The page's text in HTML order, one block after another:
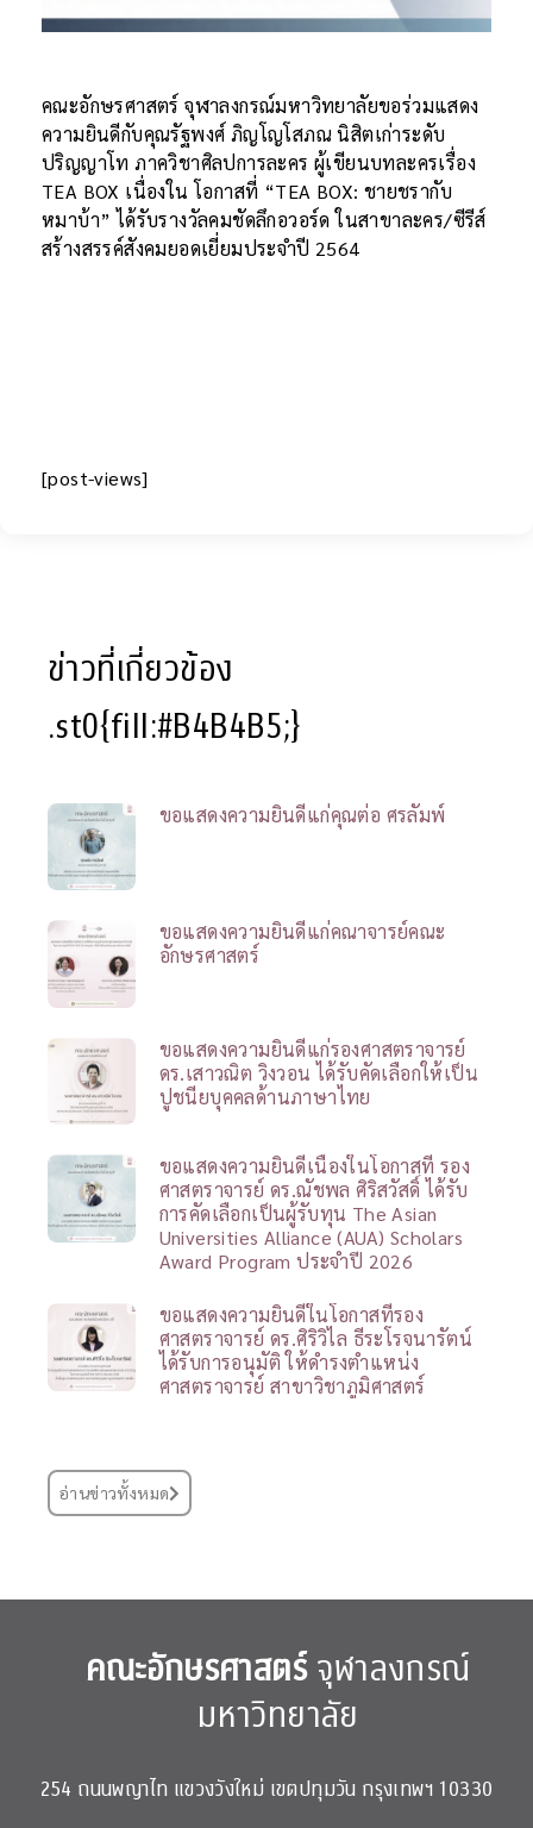
คณะอักษรศาสตร์ จุฬาลงกรณ์มหาวิทยาลัยขอร่วมแสดง
ความยินดีกับคุณรัฐพงศ์ ภิญโญโสภณ นิสิตเก่าระดับ
ปริญญาโท ภาควิชาศิลปการละคร ผู้เขียนบทละครเรื่อง
TEA BOX เนื่องใน โอกาสที่ “TEA BOX: ชายชรากับ
หมาบ้า” ได้รับรางวัลคมชัดลึกอวอร์ด ในสาขาละคร/ซีรีส์
สร้างสรรค์สังคมยอดเยี่ยมประจำปี 2564
[post-views]
ข่าวที่เกี่ยวข้อง
.st0{fill:#B4B4B5;}
ขอแสดงความยินดีแก่คุณต่อ ศรลัมพ์
ขอแสดงความยินดีแก่คณาจารย์คณะ
อักษรศาสตร์
ขอแสดงความยินดีแก่รองศาสตราจารย์
ดร.เสาวณิต วิงวอน ได้รับคัดเลือกให้เป็น
ปูชนียบุคคลด้านภาษาไทย
ขอแสดงความยินดีเนื่องในโอกาสที่ รอง
ศาสตราจารย์ ดร.ณัชพล ศิริสวัสดิ์ ได้รับ
การคัดเลือกเป็นผู้รับทุน The Asian
Universities Alliance (AUA) Scholars
Award Program ประจำปี 2026
ขอแสดงความยินดีในโอกาสที่รอง
ศาสตราจารย์ ดร.ศิริวิไล ธีระโรจนารัตน์
ได้รับการอนุมัติ ให้ดำรงตำแหน่ง
ศาสตราจารย์ สาขาวิชาภูมิศาสตร์
อ่านข่าวทั้งหมด
คณะอักษรศาสตร์จุฬาลงกรณ์
มหาวิทยาลัย
254 ถนนพญาไท แขวงวังใหม่ เขตปทุมวัน กรุงเทพฯ 10330